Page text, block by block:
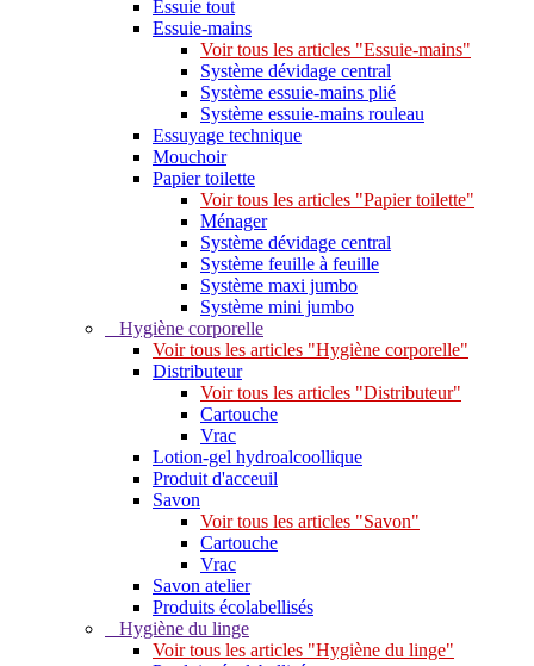
Essuie tout
Essuie-mains
Voir tous les articles "Essuie-mains"
Système dévidage central
Système essuie-mains plié
Système essuie-mains rouleau
Essuyage technique
Mouchoir
Papier toilette
Voir tous les articles "Papier toilette"
Ménager
Système dévidage central
Système feuille à feuille
Système maxi jumbo
Système mini jumbo
Hygiène corporelle
Voir tous les articles "Hygiène corporelle"
Distributeur
Voir tous les articles "Distributeur"
Cartouche
Vrac
Lotion-gel hydroalcoollique
Produit d'acceuil
Savon
Voir tous les articles "Savon"
Cartouche
Vrac
Savon atelier
Produits écolabellisés
Hygiène du linge
Voir tous les articles "Hygiène du linge"